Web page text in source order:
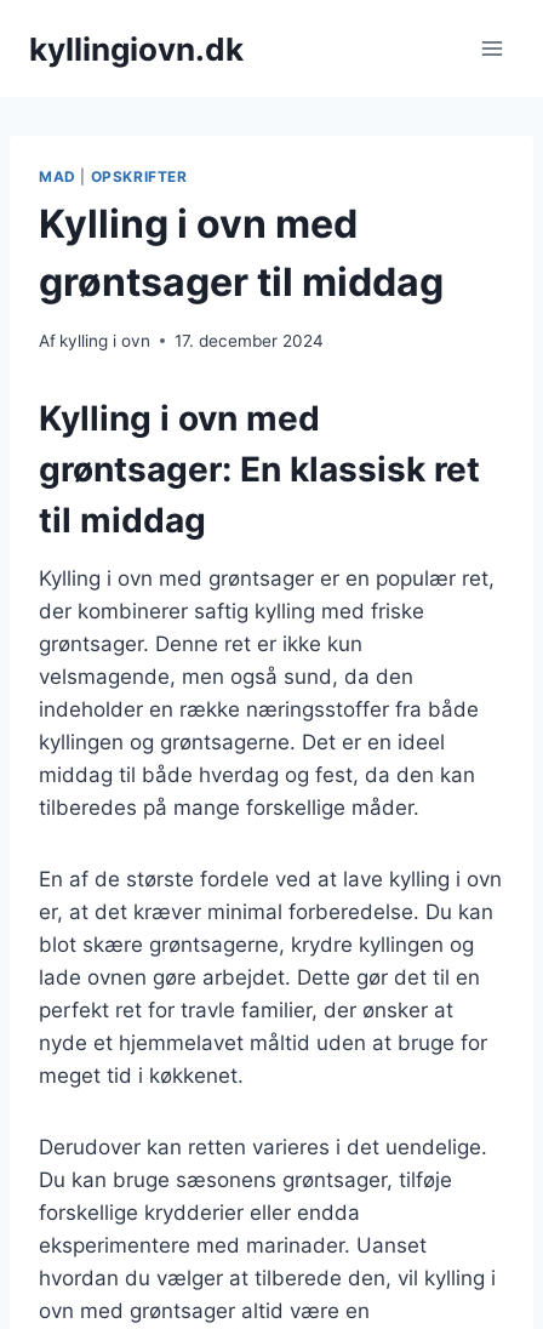
kyllingiovn.dk
MAD OPSKRIFTER
Kylling i ovn med
grøntsager til middag
Af kylling i ovn 17. december 2024
Kylling i ovn med
grøntsager: En klassisk ret
til middag
Kylling i ovn med grøntsager er en populær ret,
der kombinerer saftig kylling med friske
grøntsager. Denne ret er ikke kun
velsmagende, men også sund, da den
indeholder en række næringsstoffer fra både
kyllingen og grøntsagerne. Det er en ideel
middag til både hverdag og fest, da den kan
tilberedes på mange forskellige måder.
En af de største fordele ved at lave kylling i ovn
er, at det kræver minimal forberedelse. Du kan
blot skære grøntsagerne, krydre kyllingen og
lade ovnen gøre arbejdet. Dette gør det til en
perfekt ret for travle familier, der ønsker at
nyde et hjemmelavet måltid uden at bruge for
meget tid i køkkenet.
Derudover kan retten varieres i det uendelige.
Du kan bruge sæsonens grøntsager, tilføje
forskellige krydderier eller endda
eksperimentere med marinader. Uanset
hvordan du vælger at tilberede den, vil kylling i
ovn med grøntsager altid være en